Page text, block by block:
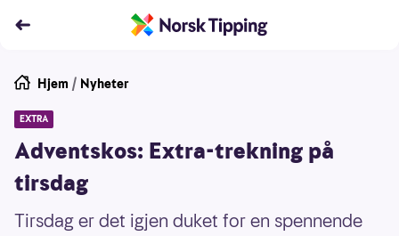
Hjem / Nyheter
EXTRA
Adventskos: Extra-trekning på
tirsdag
Tirsdag er det igjen duket for en spennende